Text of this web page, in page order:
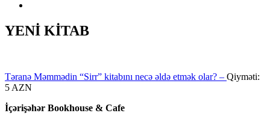
YENİ KİTAB
Təranə Məmmədin “Sirr” kitabını necə əldə etmək olar? – Qiyməti:
5 AZN
İçərişəhər Bookhouse & Cafe